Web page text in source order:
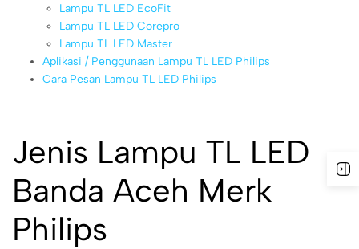
Lampu TL LED EcoFit
Lampu TL LED Corepro
Lampu TL LED Master
Aplikasi / Penggunaan Lampu TL LED Philips
Cara Pesan Lampu TL LED Philips
Jenis Lampu TL LED
Banda Aceh Merk
Philips